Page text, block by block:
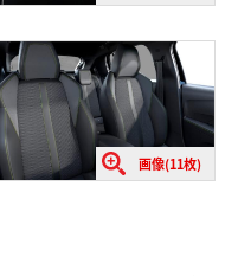
画像(11枚)